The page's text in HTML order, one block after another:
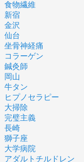
食物繊維
新宿
金沢
仙台
坐骨神経痛
コラーゲン
鍼灸師
岡山
牛タン
ヒプノセラピー
大掃除
完璧主義
長崎
獅子座
大学病院
アダルトチルドレン